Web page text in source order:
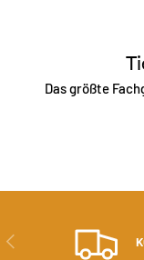
Das größte
ZURÜCK